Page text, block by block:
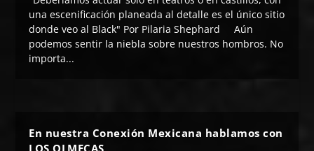
una escenificación planeada al detalle es el único sitio
donde veo al Black" Por Pilaria Shephard Aún
podemos sentir la niebla sobre nuestros hombros. No
importa...
En nuestra Conexión Mexicana hablamos con
LOS OLMECAS